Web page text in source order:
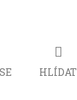
HLÍDAT